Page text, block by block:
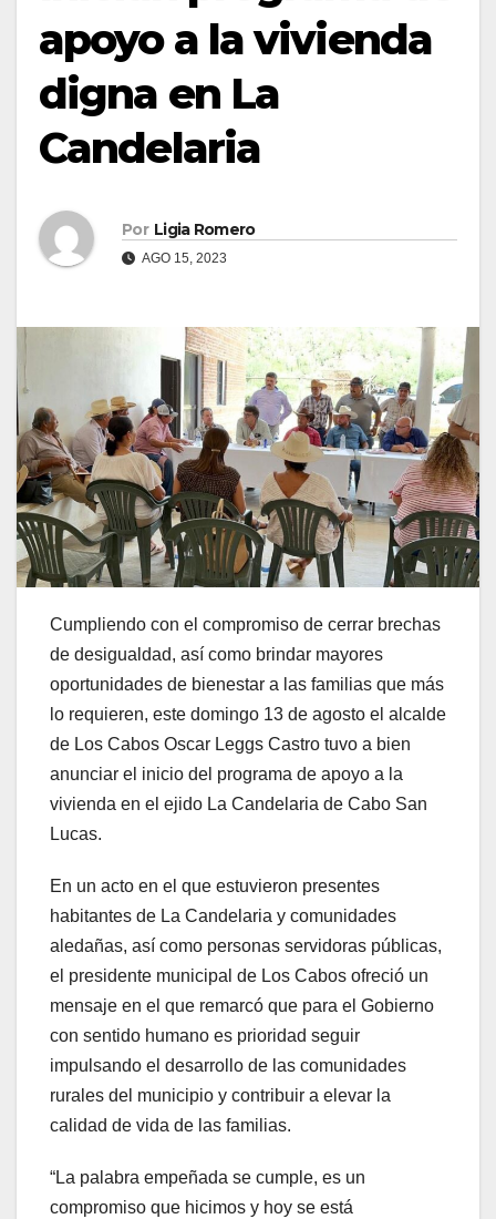
apoyo a la vivienda
digna en La
Candelaria
Por Ligia Romero
AGO 15, 2023
Cumpliendo con el compromiso de cerrar brechas
de desigualdad, así como brindar mayores
oportunidades de bienestar a las familias que más
lo requieren, este domingo 13 de agosto el alcalde
de Los Cabos Oscar Leggs Castro tuvo a bien
anunciar el inicio del programa de apoyo a la
vivienda en el ejido La Candelaria de Cabo San
Lucas.
En un acto en el que estuvieron presentes
habitantes de La Candelaria y comunidades
aledañas, así como personas servidoras públicas,
el presidente municipal de Los Cabos ofreció un
mensaje en el que remarcó que para el Gobierno
con sentido humano es prioridad seguir
impulsando el desarrollo de las comunidades
rurales del municipio y contribuir a elevar la
calidad de vida de las familias.
“La palabra empeñada se cumple, es un
compromiso que hicimos y hoy se está